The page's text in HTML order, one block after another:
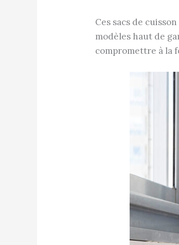
Ces sacs de
modèles haut de
compromettre à la